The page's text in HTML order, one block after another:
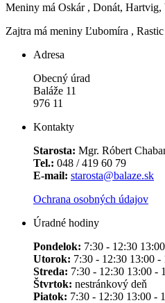
Meniny má Oskár , Donát,
Zajtra má meniny Ľubomíra , Rastic
Adresa
Obecný úrad
Baláže 11
976 11
Kontakty
Starosta: Mgr. Róbert
Tel.: 048 / 419 60 79
E-mail: starosta@balaze.sk
Ochrana osobných údajov
Úradné hodiny
Pondelok: 7:30 - 12:30
Utorok: 7:30 - 12:30 13:00 -
Streda: 7:30 - 12:30 13:00 -
Štvrtok: nestránkový deň
Piatok: 7:30 - 12:30 13:00 -